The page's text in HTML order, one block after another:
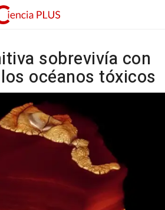
sobrevivía con
océanos tóxicos